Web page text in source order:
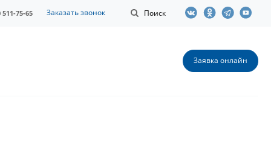
Поиск
511-75-65 Заказать звонок
Заявка онлайн